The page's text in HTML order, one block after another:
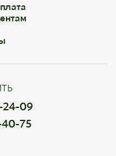
24-09
40-75